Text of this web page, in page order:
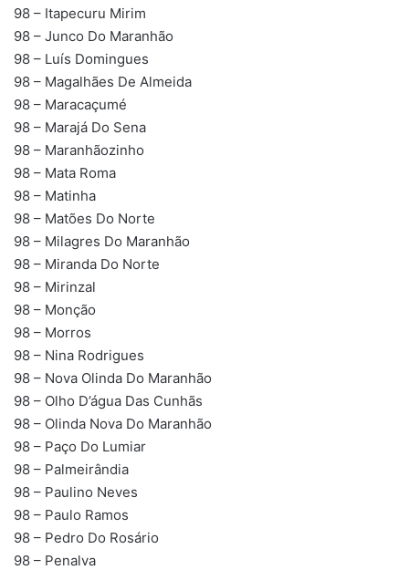
98 – Itapecuru Mirim
98 – Junco Do Maranhão
98 – Luís Domingues
98 – Magalhães De Almeida
98 – Maracaçumé
98 – Marajá Do Sena
98 – Maranhãozinho
98 – Mata Roma
98 – Matinha
98 – Matões Do Norte
98 – Milagres Do Maranhão
98 – Miranda Do Norte
98 – Mirinzal
98 – Monção
98 – Morros
98 – Nina Rodrigues
98 – Nova Olinda Do Maranhão
98 – Olho D’água Das Cunhãs
98 – Olinda Nova Do Maranhão
98 – Paço Do Lumiar
98 – Palmeirândia
98 – Paulino Neves
98 – Paulo Ramos
98 – Pedro Do Rosário
98 – Penalva